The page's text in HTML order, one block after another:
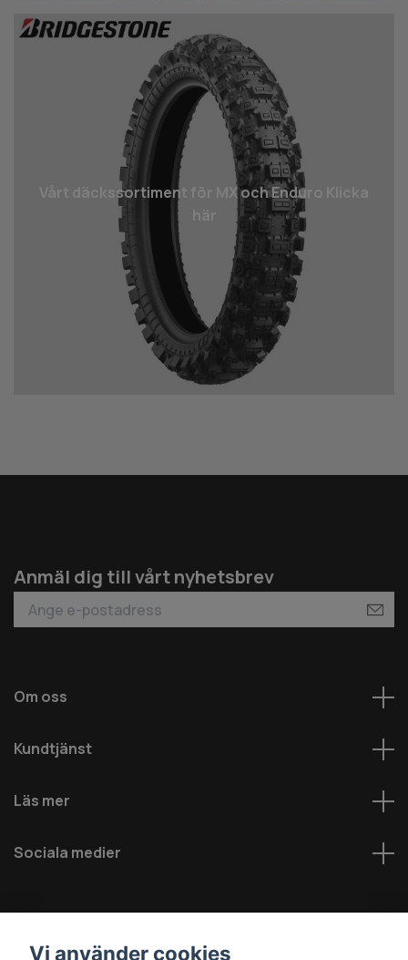
Vårt däcks­sortiment för MX och Enduro Klicka
Anmäl dig till vårt nyhetsbrev
Om oss
Kundtjänst
Läs mer
Sociala medier
Vi använder cookies